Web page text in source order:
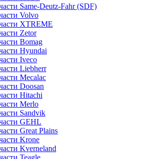
Same-Deutz-Fahr (SDF)
Volvo
XTREME
Zetor
Bomag
Hyundai
Iveco
Liebherr
Mecalac
Doosan
Hitachi
Merlo
Sandvik
GEHL
Great Plains
Krone
Kverneland
Teagle